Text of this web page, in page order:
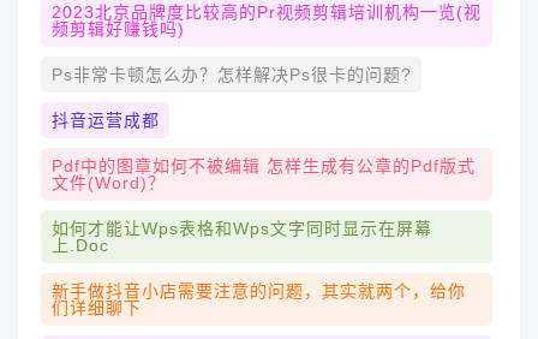
2023北京品牌度比较高的pr视频剪辑培训机构一览(视
频剪辑好赚钱吗)
Ps非常卡顿怎么办？怎样解决ps很卡的问题?
抖音运营成都
Pdf中的图章如何不被编辑 怎样生成有公章的pdf版式
文件(word)？
如何才能让wps表格和wps文字同时显示在屏幕
上.doc
新手做抖音小店需要注意的问题，其实就两个，给你
们详细聊下